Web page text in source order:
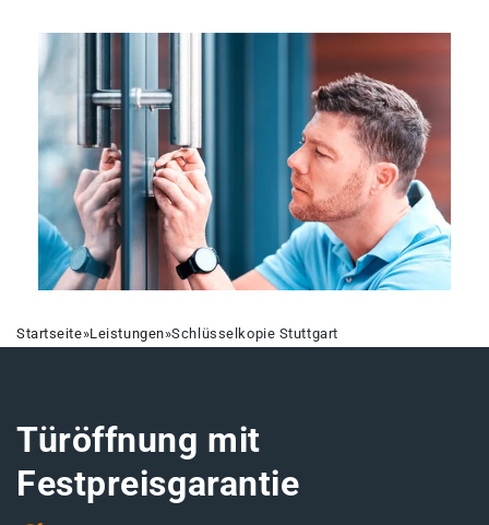
Startseite»Leistungen»Schlüsselkopie Stuttgart
Türöffnung mit
Festpreisgarantie